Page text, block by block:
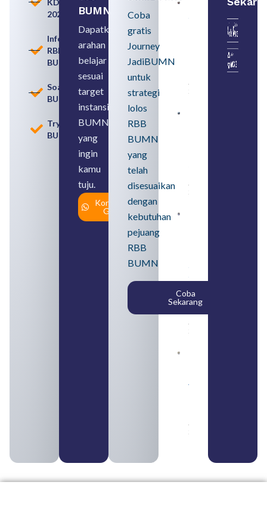
2026
Informasi
RBB
BUMN
Soal
BUMN
Tryout
BUMN
BUMN
Dapatkan
arahan
belajar
sesuai
target
instansi
BUMN
yang
ingin
kamu
tuju.
Konsultasi
Gratis
Coba
gratis
Journey
JadiBUMN
untuk
strategi
lolos
RBB
BUMN
yang
telah
disesuaikan
dengan
kebutuhan
pejuang
RBB
BUMN
Coba
Sekarang
Persiapan
Seleksi
Rekrutmen
Memahami
August 8,
August 6,
SMA
Syarat,
Posisi,
dan
Cara
Daftar
August 5,
yang
August 4,